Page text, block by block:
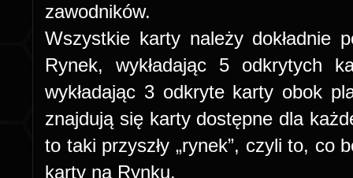
zawodników.
Wszystkie karty należy dokładnie
Rynek, wykładając 5 odkrytych
wykładając 3 odkryte karty obok
znajdują się karty dostępne dla
to taki przyszły „rynek”, czyli to, co
karty na Rynku.